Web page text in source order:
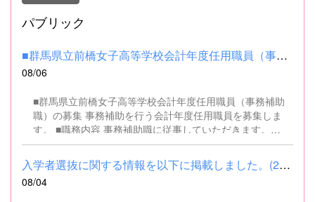
パブリック
■群馬県立前橋女子高等学校会計年度任用職員（事務補助職）の募集...
08/06
■群馬県立前橋女子高等学校会計年度任用職員（事務補助
職）の募集 事務補助を行う会計年度任用職員を募集しま
す。 ■職務内容 事務補助職に従事していただきます。
SSH（スーパーサイエンスハイスクール）事業にかかるパ
ソコンでの文書・資料作成、データ入力・整理事務、電話
対応、書類の整理、その他事務補助業務全般 ■募集人数 １
名 ■募集対象 以下の条件を満たしている方 基本的なパソコ
入学者選抜に関する情報を以下に掲載しました。(2026.8.4) ■令和...
08/04